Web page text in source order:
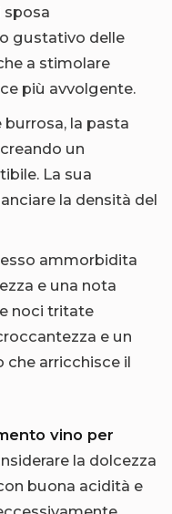
sposa
gustativo delle
a stimolare
più avvolgente.
burrosa, la pasta
un
La sua
la densità del
ammorbidita
e una nota
noci tritate
e un
arricchisce il
vino per
la dolcezza
buona acidità e